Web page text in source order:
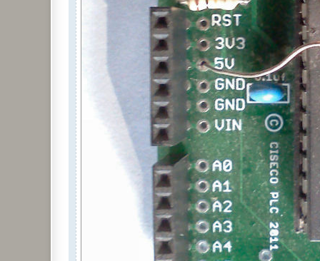
  Serial.print(Fract);
  lcd.print(Fract);
  Serial.println();
  lcd.setCursor ( 0,2 ); // go to position